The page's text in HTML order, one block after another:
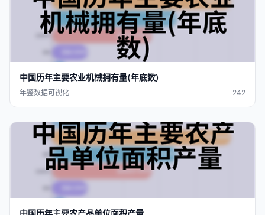
中国历年主要农业机械拥有量(年底数)
年鉴数据可视化 242
中国历年主要农产品单位面积产量